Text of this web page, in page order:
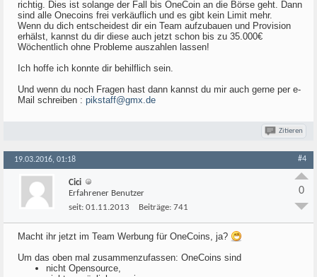
richtig. Dies ist solange der Fall bis OneCoin an die Börse geht. Dann
sind alle Onecoins frei verkäuflich und es gibt kein Limit mehr.
Wenn du dich entscheidest dir ein Team aufzubauen und Provision
erhälst, kannst du dir diese auch jetzt schon bis zu 35.000€
Wöchentlich ohne Probleme auszahlen lassen!
Ich hoffe ich konnte dir behilflich sein.
Und wenn du noch Fragen hast dann kannst du mir auch gerne per e-
Mail schreiben : pikstaff@gmx.de
Zitieren
19.03.2016, 01:18 #4
Cici
Erfahrener Benutzer
seit: 01.11.2013 Beiträge: 741
0
Macht ihr jetzt im Team Werbung für OneCoins, ja?
Um das oben mal zusammenzufassen: OneCoins sind
nicht Opensource,